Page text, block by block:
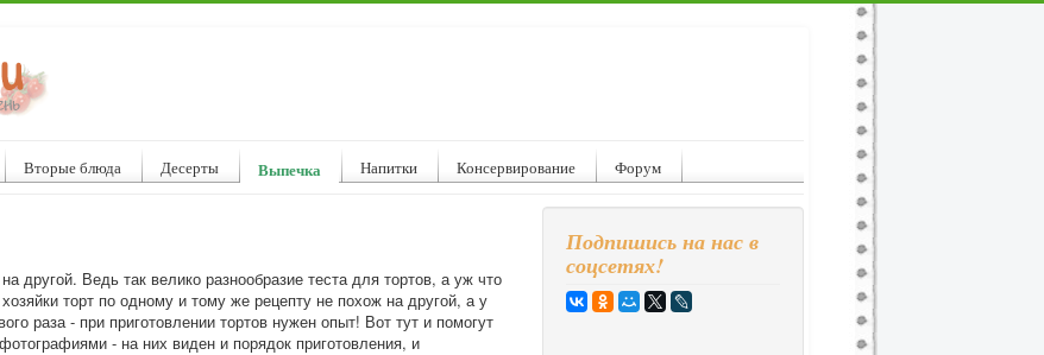
Вторые блюда Десерты Выпечка Напитки Консервирование Форум
другой. Ведь так велико разнообразие теста для тортов, а уж что
торт по одному и тому же рецепту не похож на другой, а у
раза - при приготовлении тортов нужен опыт! Вот тут и помогут
- на них виден и порядок приготовления, и
Подпишись на нас в
соцсетях!